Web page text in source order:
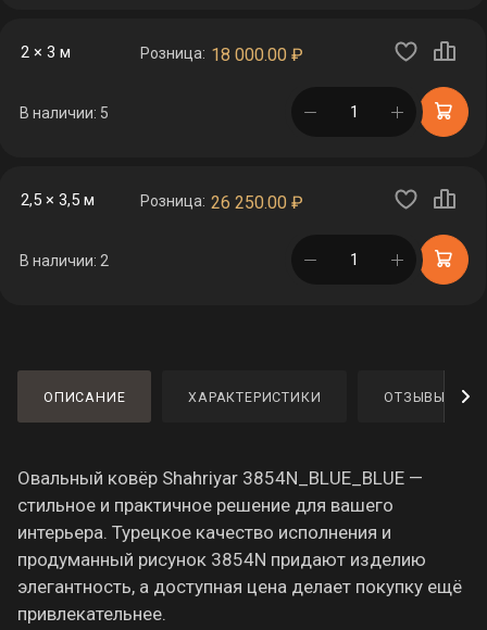
2 × 3 м Розница: 18 000.00 ₽
В наличии: 5 в корзине
2,5 × 3,5 м Розница: 26 250.00 ₽
В наличии: 2 в корзине
ОПИСАНИЕ ХАРАКТЕРИСТИКИ ОТЗЫВЫ
Овальный ковёр Shahriyar 3854N_BLUE_BLUE —
стильное и практичное решение для вашего
интерьера. Турецкое качество исполнения и
продуманный рисунок 3854N придают изделию
элегантность, а доступная цена делает покупку ещё
привлекательнее.